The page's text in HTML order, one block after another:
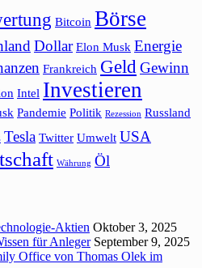
Bitcoin Börse
Dollar Elon Musk Energie
Frankreich GeldGewinn
Intel Investieren
Pandemie Politik Rezession Russland
Tesla Twitter Umwelt USA
Währung Öl
Aktien Oktober 3, 2025
für Anleger September 9, 2025
Office von Thomas Olek im